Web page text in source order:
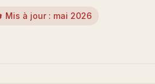
Mis à jour : mai 2026